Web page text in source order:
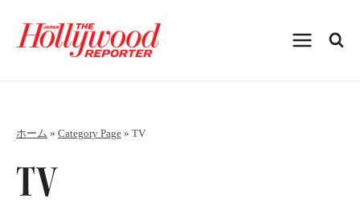
ホーム » Category Page » TV
TV